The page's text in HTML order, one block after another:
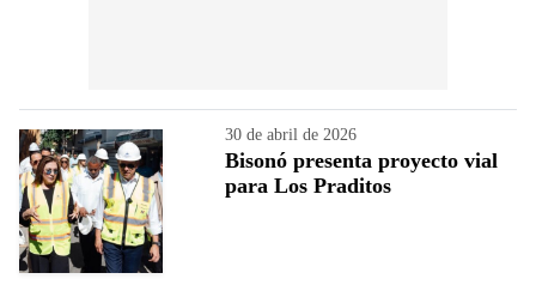
30 de abril de 2026
Bisonó presenta proyecto vial
para Los Praditos